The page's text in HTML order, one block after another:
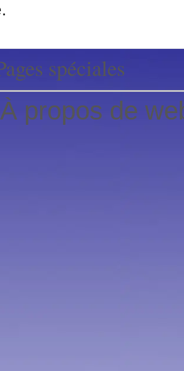
spéciales
À propos de